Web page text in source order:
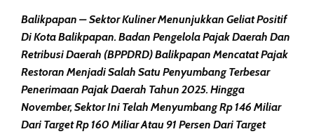
Balikpapan – Sektor Kuliner Menunjukkan Geliat Positif
Di Kota Balikpapan. Badan Pengelola Pajak Daerah Dan
Retribusi Daerah (BPPDRD) Balikpapan Mencatat Pajak
Restoran Menjadi Salah Satu Penyumbang Terbesar
Penerimaan Pajak Daerah Tahun 2025. Hingga
November, Sektor Ini Telah Menyumbang Rp 146 Miliar
Dari Target Rp 160 Miliar Atau 91 Persen Dari Target